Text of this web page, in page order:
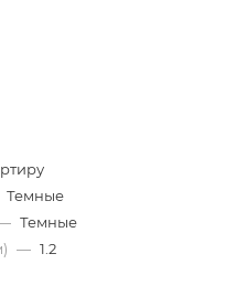
Темные
Темные
— 1.2